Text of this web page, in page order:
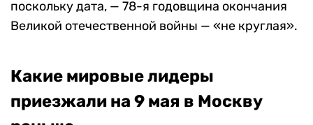
поскольку дата, — 78-я годовщина окончания
Великой отечественной войны — «не круглая».
Какие мировые лидеры
приезжали на 9 мая в Москву